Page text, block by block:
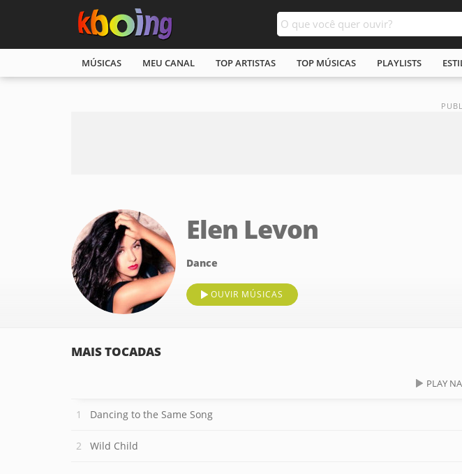
MÚSICAS MEU CANAL TOP ARTISTAS TOP MÚSICAS PLAYLISTS
Elen Levon
Dance
OUVIR MÚSICAS
MAIS TOCADAS
PLAY
Dancing to the Same Song
Wild Child